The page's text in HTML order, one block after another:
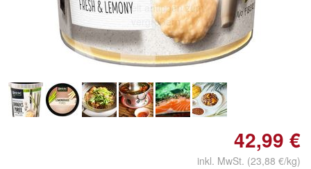
Doppelt antippen zum
vergrößern
42,99 €
inkl. MwSt. (23,88 €/kg)